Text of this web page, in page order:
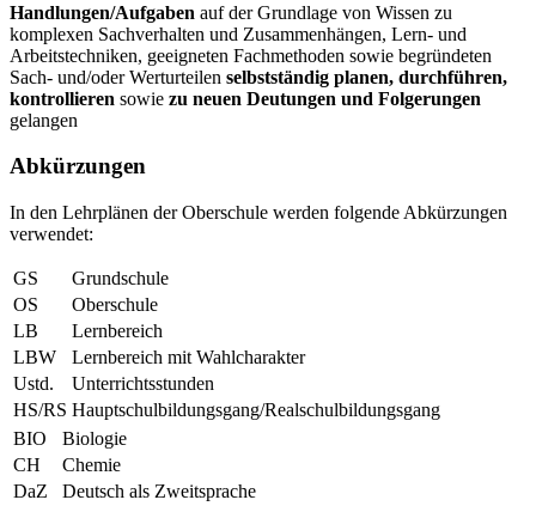
Handlungen/Aufgaben auf der Grundlage von Wissen zu
komplexen Sachverhalten und Zusammenhängen, Lern- und
Arbeitstechniken, geeigneten Fachmethoden sowie begründeten
Sach- und/oder Werturteilen selbstständig planen, durchführen,
kontrollieren sowie zu neuen Deutungen und Folgerungen
gelangen
Abkürzungen
In den Lehrplänen der Oberschule werden folgende Abkürzungen
verwendet:
GS
Grundschule
OS
Oberschule
LB
Lernbereich
LBW
Lernbereich mit Wahlcharakter
Ustd.
Unterrichtsstunden
HS/RS Hauptschulbildungsgang/Realschulbildungsgang
BIO
Biologie
CH
Chemie
DaZ
Deutsch als Zweitsprache